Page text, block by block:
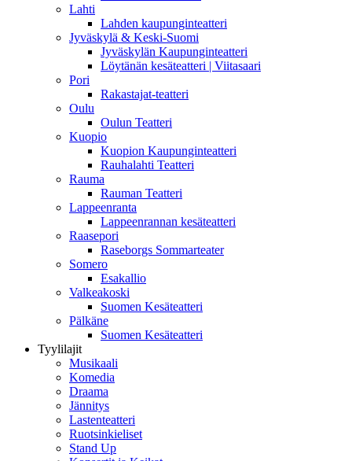
Lahti
Lahden kaupunginteatteri
Jyväskylä & Keski-Suomi
Jyväskylän Kaupunginteatteri
Löytänän kesäteatteri | Viitasaari
Pori
Rakastajat-teatteri
Oulu
Oulun Teatteri
Kuopio
Kuopion Kaupunginteatteri
Rauhalahti Teatteri
Rauma
Rauman Teatteri
Lappeenranta
Lappeenrannan kesäteatteri
Raasepori
Raseborgs Sommarteater
Somero
Esakallio
Valkeakoski
Suomen Kesäteatteri
Pälkäne
Suomen Kesäteatteri
Tyylilajit
Musikaali
Komedia
Draama
Jännitys
Lastenteatteri
Ruotsinkieliset
Stand Up